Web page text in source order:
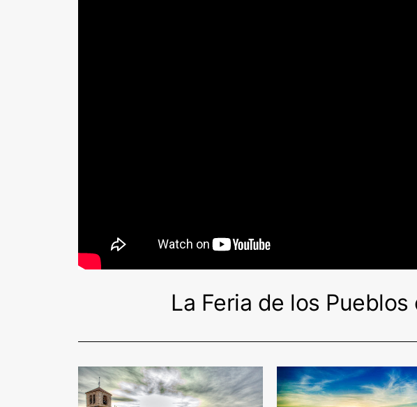
La Feria de los